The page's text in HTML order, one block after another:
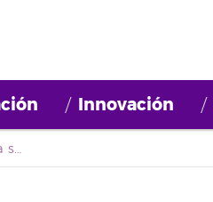
Innovación
Cursos con comienzo en la semana del 21 de abril